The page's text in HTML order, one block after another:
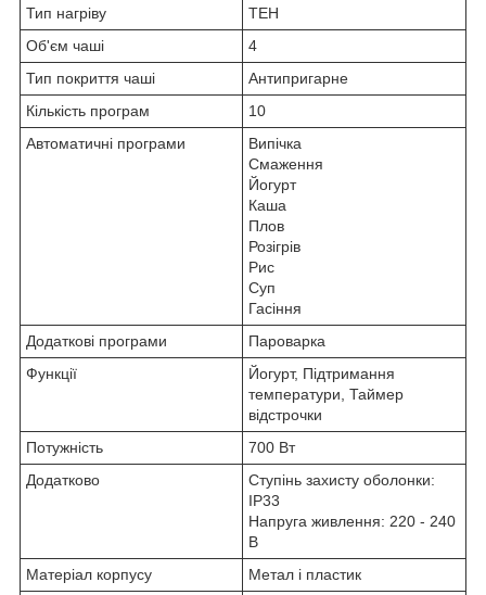
Тип нагріву
ТЕН
Об'єм чаші
4
Тип покриття чаші
Антипригарне
Кількість програм
10
Автоматичні програми
Випічка
Смаження
Йогурт
Каша
Плов
Розігрів
Рис
Суп
Гасіння
Додаткові програми
Пароварка
Функції
Йогурт, Підтримання
температури, Таймер
відстрочки
Потужність
700 Вт
Додатково
Ступінь захисту оболонки:
IP33
Напруга живлення: 220 - 240
В
Матеріал корпусу
Метал і пластик